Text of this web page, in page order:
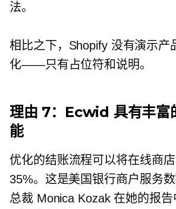
法。
相比之下，Shopify 没有演示产
化——只有占位符和说明。
理由 7：Ecwid 具有丰富
能
优化的结账流程可以将在线商
35%。这是美国银行商户服务
总裁 Monica Kozak 在她的报